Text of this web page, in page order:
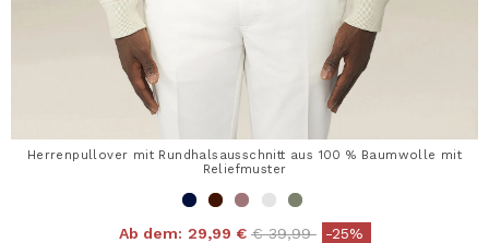
Herrenpullover mit Rundhalsausschnitt aus 100 % Baumwolle mit
Reliefmuster
Ab dem: 29,99 € Price reduced from
€ 39,99to-25%